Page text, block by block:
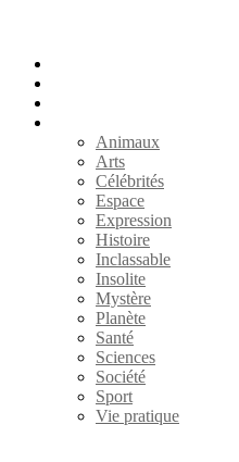
Animaux
Arts
Célébrités
Espace
Expression
Histoire
Inclassable
Insolite
Mystère
Planète
Santé
Sciences
Société
Sport
Vie pratique